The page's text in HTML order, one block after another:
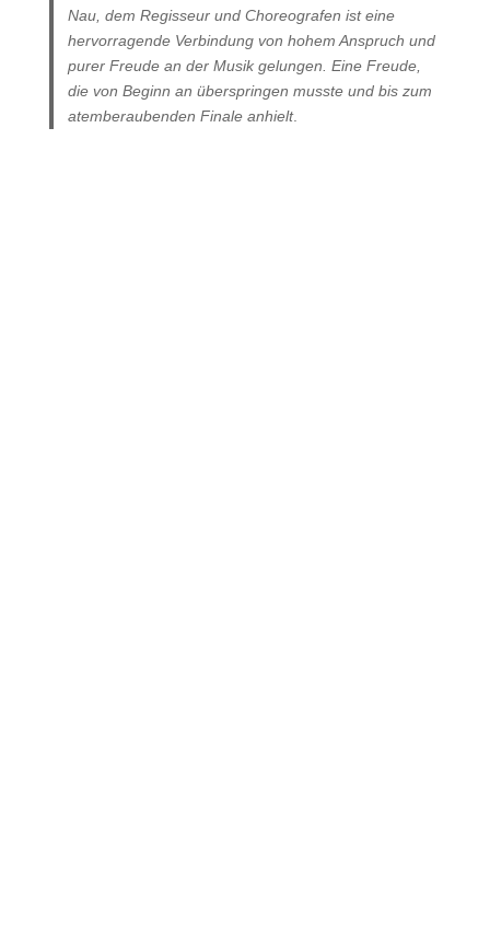
Nau, dem Regisseur und Choreografen ist eine
hervorragende Verbindung von hohem Anspruch und
purer Freude an der Musik gelungen. Eine Freude,
die von Beginn an überspringen musste und bis zum
atemberaubenden Finale anhielt.